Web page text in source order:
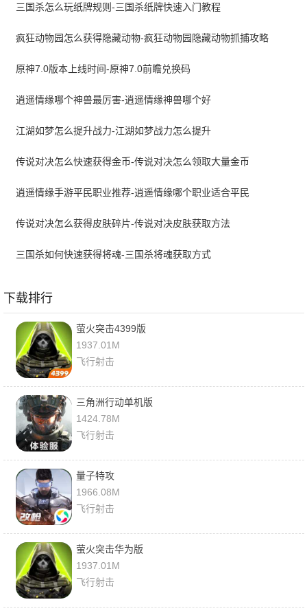
三国杀怎么玩纸牌规则-三国杀纸牌快速入门教程
疯狂动物园怎么获得隐藏动物-疯狂动物园隐藏动物抓捕攻略
原神7.0版本上线时间-原神7.0前瞻兑换码
逍遥情缘哪个神兽最厉害-逍遥情缘神兽哪个好
江湖如梦怎么提升战力-江湖如梦战力怎么提升
传说对决怎么快速获得金币-传说对决怎么领取大量金币
逍遥情缘手游平民职业推荐-逍遥情缘哪个职业适合平民
传说对决怎么获得皮肤碎片-传说对决皮肤获取方法
三国杀如何快速获得将魂-三国杀将魂获取方式
下载排行
萤火突击4399版
1937.01M
飞行射击
三角洲行动单机版
1424.78M
飞行射击
量子特攻
1966.08M
飞行射击
萤火突击华为版
1937.01M
飞行射击